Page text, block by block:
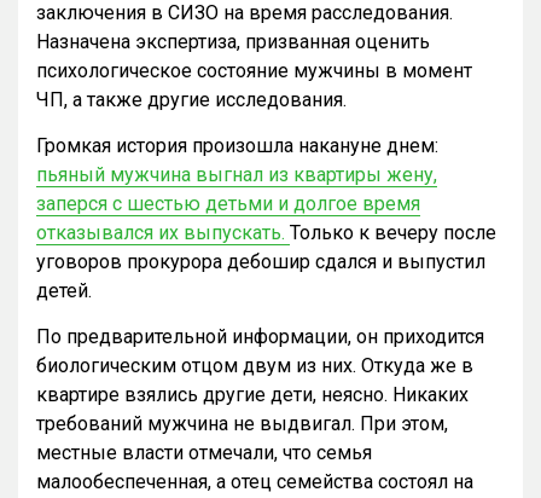
заключения в СИЗО на время расследования.
Назначена экспертиза, призванная оценить
психологическое состояние мужчины в момент
ЧП, а также другие исследования.
Громкая история произошла накануне днем:
пьяный мужчина выгнал из квартиры жену,
заперся с шестью детьми и долгое время
отказывался их выпускать. Только к вечеру после
уговоров прокурора дебошир сдался и выпустил
детей.
По предварительной информации, он приходится
биологическим отцом двум из них. Откуда же в
квартире взялись другие дети, неясно. Никаких
требований мужчина не выдвигал. При этом,
местные власти отмечали, что семья
малообеспеченная, а отец семейства состоял на